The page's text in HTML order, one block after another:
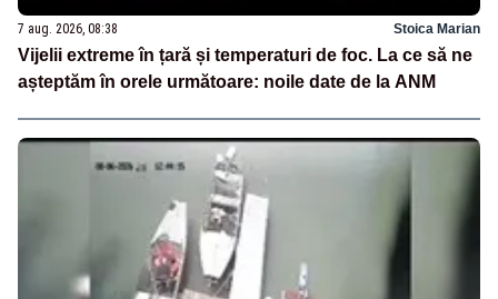
7 aug. 2026, 08:38 Stoica Marian
Vijelii extreme în țară și temperaturi de foc. La ce să ne
așteptăm în orele următoare: noile date de la ANM